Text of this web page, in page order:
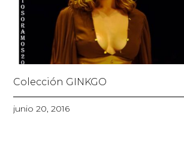
Colección GINKGO
junio 20, 2016